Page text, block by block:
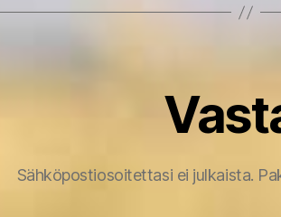
Sähköpostiosoitettasi ei julkaista.